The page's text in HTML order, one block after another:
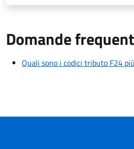
Domande
Quali sono i codici tributo F24